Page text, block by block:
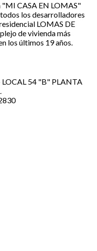
"MI CASA EN LOMAS"
los desarrolladores
LOMAS DE
de vivienda más
los últimos 19 años.
54 "B" PLANTA